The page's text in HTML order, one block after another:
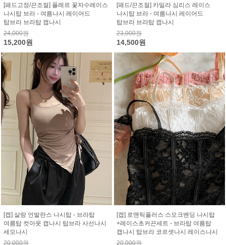
[패드고정/끈조절] 플레르 꽃자수레이스
나시탑 브라 - 여름나시 레이어드
탑브라 브라탑 캡나시
24,000원
15,200원
[패드/끈조절] 카밀라 심리스 레이스
나시탑 브라 - 여름나시 레이어드
탑브라 브라탑 캡나시
23,000원
14,500원
[캡] 살랑 언발란스 나시탑 - 브라탑
여름탑 컷아웃 캡나시 탑브라 사선나시
세모나시
20,000원
[캡] 로맨틱플러스 스모크밴딩 나시탑
+레이스초커끈세트 - 브라탑 여름탑
캡나시 탑브라 코르셋나시 레이스나시
20,000원